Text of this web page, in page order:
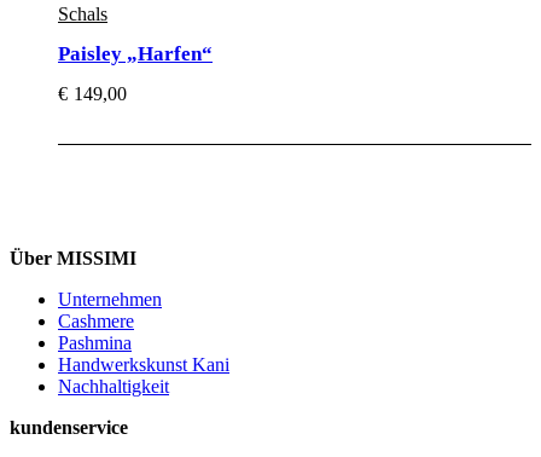
Schals
Paisley „Harfen“
€ 149,00
Über MISSIMI
Unternehmen
Cashmere
Pashmina
Handwerkskunst Kani
Nachhaltigkeit
kundenservice